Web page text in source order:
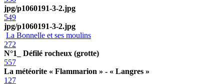
jpg/p1060191-3-2.jpg
549
jpg/p1060191-3-2.jpg
La Bonnelle et ses moulins
272
N°1_ Défilé rocheux (grotte)
557
La météorite « Flammarion » - « Langres »
127